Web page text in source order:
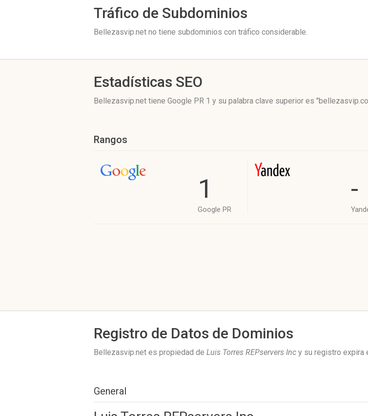
Tráfico de Subdominios
Bellezasvip.net no tiene subdominios con tráfico considerable.
Estadísticas SEO
Bellezasvip.net tiene Google PR 1 y su palabra clave superior es
Rangos
1
Google PR
-
Registro de Datos de Dominios
Bellezasvip.net es propiedad de Luis Torres REPservers Inc y su registro expira
General